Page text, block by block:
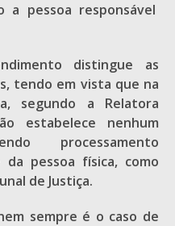
a pessoa responsável
distingue as
tendo em vista que na
segundo a Relatora
estabelece nenhum
processamento
pessoa física, como
de Justiça.
sempre é o caso de